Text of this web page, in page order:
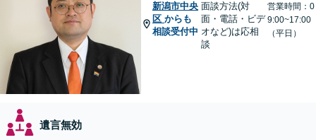
新潟市中央
区 からも
相談受付中
面談方法(対
面・電話・ビデ
オなど)は応相
談
営業時間：0
9:00~17:00
（平日）
遺言無効